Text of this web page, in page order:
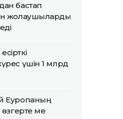
бастап
жолаушыларды
үшін 1 млрд
Еуропаның
өзгерте ме